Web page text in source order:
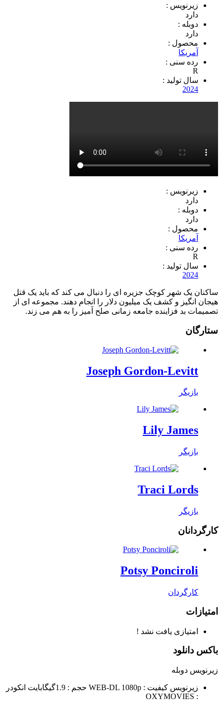
زیرنویس :
دارد
دوبله :
دارد
محصول :
آمریکا
رده سنی :
R
سال تولید :
2024
زیرنویس :
دارد
دوبله :
دارد
محصول :
آمریکا
رده سنی :
R
سال تولید :
2024
ساکنان یک شهر کوچک جزیره ای را دنبال می کند که باید یک قتل
هیجان انگیز و کشف یک میلیون دلار را انجام دهند. مجموعه ای از
تصمیمات بد فزاینده جامعه زمانی صلح آمیز را به هم می زند.
ستارگان
Joseph Gordon-Levitt
بازیگر
Lily James
بازیگر
Traci Lords
بازیگر
کارگردانان
Potsy Ponciroli
کارگردان
امتیازات
امتیازی یافت نشد !
باکس دانلود
زیرنویس دوبله
زیرنویس کیفیت : WEB-DL 1080p حجم : 1.9گیگابایت
انکودر
: OXYMOVIES